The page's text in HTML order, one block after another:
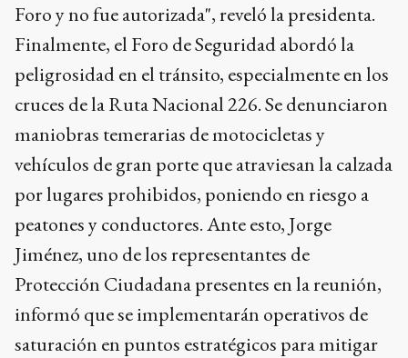
Foro y no fue autorizada", reveló la presidenta.
Finalmente, el Foro de Seguridad abordó la
peligrosidad en el tránsito, especialmente en los
cruces de la Ruta Nacional 226. Se denunciaron
maniobras temerarias de motocicletas y
vehículos de gran porte que atraviesan la calzada
por lugares prohibidos, poniendo en riesgo a
peatones y conductores. Ante esto, Jorge
Jiménez, uno de los representantes de
Protección Ciudadana presentes en la reunión,
informó que se implementarán operativos de
saturación en puntos estratégicos para mitigar